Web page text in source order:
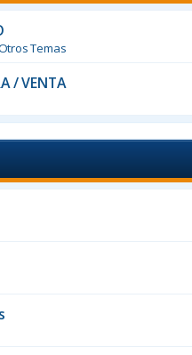
Temas
/ VENTA